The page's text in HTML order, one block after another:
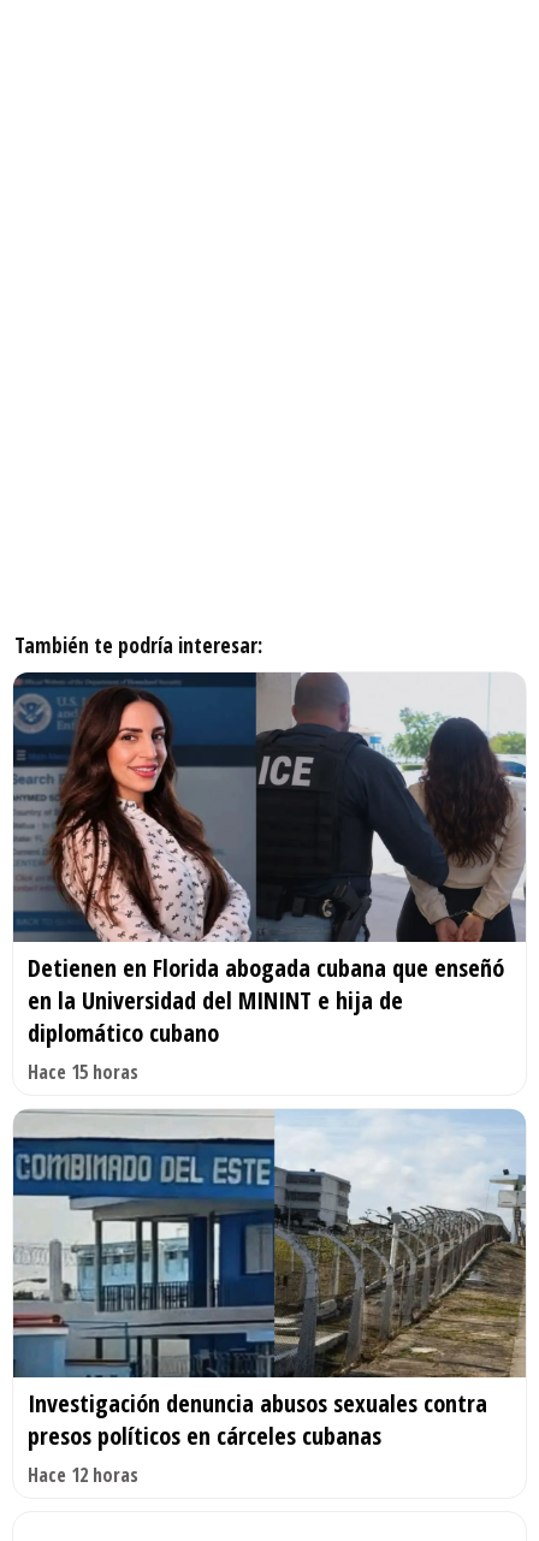
También te podría interesar:
Detienen en Florida abogada cubana que enseñó
en la Universidad del MININT e hija de
diplomático cubano
Hace 15 horas
Investigación denuncia abusos sexuales contra
presos políticos en cárceles cubanas
Hace 12 horas